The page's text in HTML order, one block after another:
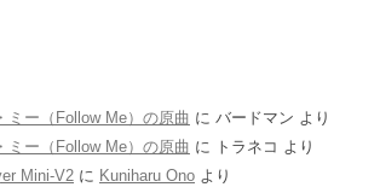
ミー（Follow Me）の原曲 に バードマン より
ミー（Follow Me）の原曲 に トラネコ より
Mini-V2 に Kuniharu Ono より